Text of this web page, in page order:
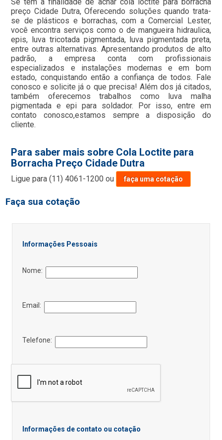
preço Cidade Dutra, Oferecendo soluções quando trata-
se de plásticos e borrachas, com a Comercial Lester,
você encontra serviços como o de mangueira hidraulica,
epis, luva tricotada pigmentada, luva pigmentada preta,
entre outras alternativas. Apresentando produtos de alto
padrão, a empresa conta com profissionais
especializados e instalações modernas e em bom
estado, conquistando então a confiança de todos. Fale
conosco e solicite já o que precisa! Além dos já citados,
também oferecemos trabalhos como luva malha
pigmentada e epi para soldador. Por isso, entre em
contato conosco,estamos sempre a disposição do
cliente.
Para saber mais sobre Cola Loctite para
Borracha Preço Cidade Dutra
Ligue para(11) 4061-1200 ou faça uma cotação
Faça sua cotação
Informações Pessoais
Nome:
Email:
Telefone:
Informações de contato ou cotação